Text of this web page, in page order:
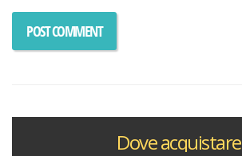
Dove acquistare